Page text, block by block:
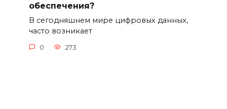
обеспечения?
В сегодняшнем мире цифровых данных,
часто возникает
0 273